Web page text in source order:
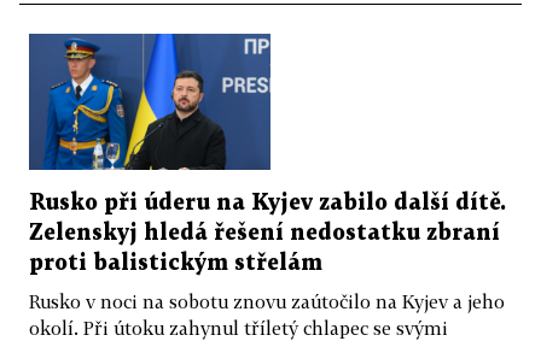
Rusko při úderu na Kyjev zabilo další dítě.
Zelenskyj hledá řešení nedostatku zbraní
proti balistickým střelám
Rusko v noci na sobotu znovu zaútočilo na Kyjev a jeho
okolí. Při útoku zahynul tříletý chlapec se svými